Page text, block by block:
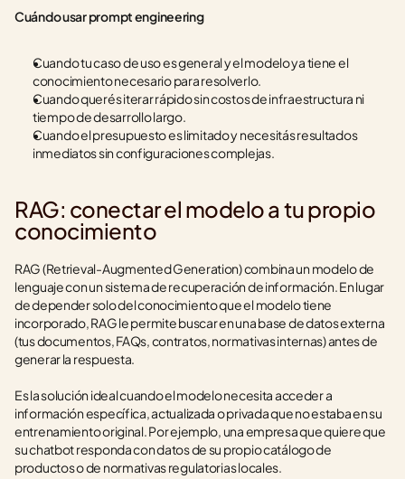
Cuándo usar prompt engineering
Cuando tu caso de uso es general y el modelo ya tiene el
conocimiento necesario para resolverlo.
Cuando querés iterar rápido sin costos de infraestructura ni
tiempo de desarrollo largo.
Cuando el presupuesto es limitado y necesitás resultados
inmediatos sin configuraciones complejas.
RAG: conectar el modelo a tu propio
conocimiento
RAG (Retrieval-Augmented Generation) combina un modelo de
lenguaje con un sistema de recuperación de información. En lugar
de depender solo del conocimiento que el modelo tiene
incorporado, RAG le permite buscar en una base de datos externa
(tus documentos, FAQs, contratos, normativas internas) antes de
generar la respuesta.
Es la solución ideal cuando el modelo necesita acceder a
información específica, actualizada o privada que no estaba en su
entrenamiento original. Por ejemplo, una empresa que quiere que
su chatbot responda con datos de su propio catálogo de
productos o de normativas regulatorias locales.